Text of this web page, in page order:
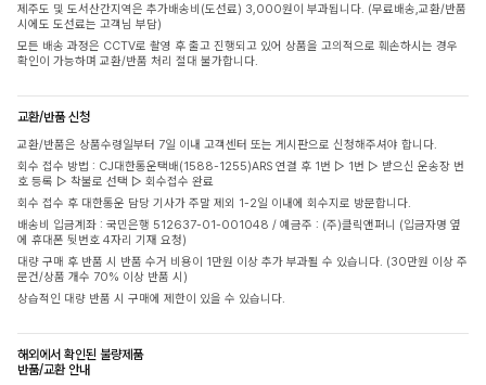
제주도 및 도서산간지역은 추가배송비(도선료) 3,000원이 부과됩니다. (무료배송,교환/반품
시에도 도선료는 고객님 부담)
모든 배송 과정은 CCTV로 촬영 후 출고 진행되고 있어 상품을 고의적으로 훼손하시는 경우
확인이 가능하며 교환/반품 처리 절대 불가합니다.
교환/반품 신청
교환/반품은 상품수령일부터 7일 이내 고객센터 또는 게시판으로 신청해주셔야 합니다.
회수 접수 방법 : CJ대한통운택배(1588-1255)ARS 연결 후 1번 ▷ 1번 ▷ 받으신 운송장 번
호 등록 ▷ 착불로 선택 ▷ 회수접수 완료
회수 접수 후 대한통운 담당 기사가 주말 제외 1-2일 이내에 회수지로 방문합니다.
배송비 입금계좌 : 국민은행 512637-01-001048 / 예금주 : (주)클릭앤퍼니 (입금자명 옆
에 휴대폰 뒷번호 4자리 기재 요청)
대량 구매 후 반품 시 반품 수거 비용이 1만원 이상 추가 부과될 수 있습니다. (30만원 이상 주
문건/상품 개수 70% 이상 반품 시)
상습적인 대량 반품 시 구매에 제한이 있을 수 있습니다.
해외에서 확인된 불량제품
반품/교환 안내